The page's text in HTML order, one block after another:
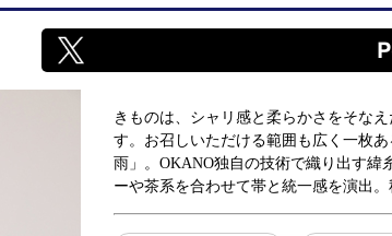
きものは、シャリ感と柔らかさをそな
す。お召しいただける範囲も広く一枚
雨」。OKANO独自の技術で織り出す緯
ーや茶系を合わせて帯と統一感を演出